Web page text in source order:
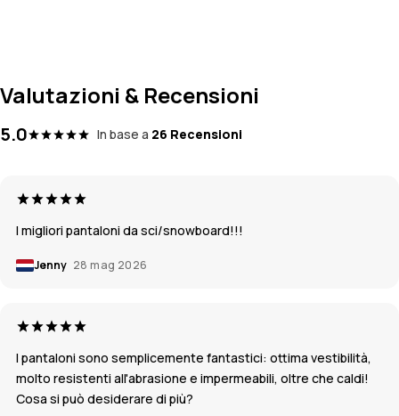
Valutazioni & Recensioni
5.0 In base a 26 Recensioni
I migliori pantaloni da sci/snowboard!!!
Jenny 28 mag 2026
I pantaloni sono semplicemente fantastici: ottima vestibilità,
molto resistenti all'abrasione e impermeabili, oltre che caldi!
Cosa si può desiderare di più?